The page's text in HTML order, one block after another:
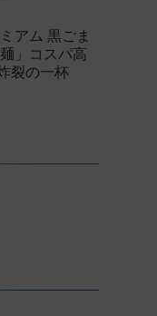
アム 黒ごま
」コスパ高
裂の一杯